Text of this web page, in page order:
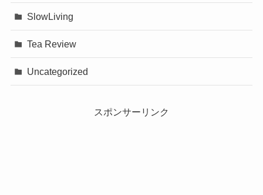
SlowLiving
Tea Review
Uncategorized
スポンサーリンク